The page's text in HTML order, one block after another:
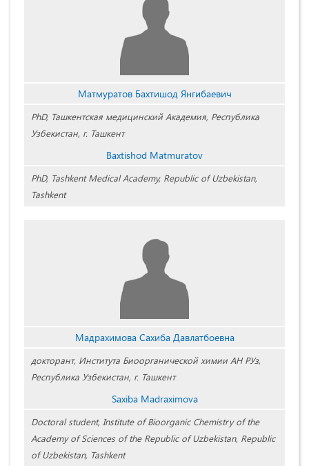
Матмуратов Бахтишод Янгибаевич
PhD, Ташкентская медицинский Академия, Республика
Узбекистан, г. Ташкент
Baxtishod Matmuratov
PhD, Tashkent Medical Academy, Republic of Uzbekistan,
Tashkent
Мадрахимова Сахиба Давлатбоевна
докторант, Института Биоорганической химии АН РУз,
Республика Узбекистан, г. Ташкент
Saxiba Madraximova
Doctoral student, Institute of Bioorganic Chemistry of the
Academy of Sciences of the Republic of Uzbekistan, Republic
of Uzbekistan, Tashkent